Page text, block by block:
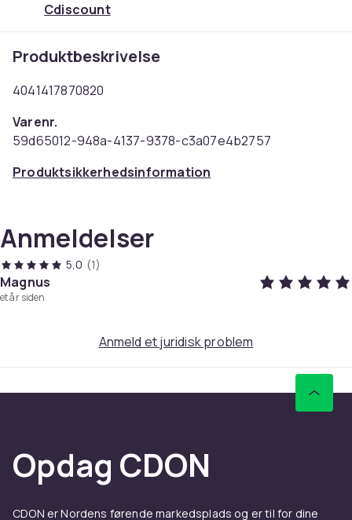
Cdiscount
Produktbeskrivelse
4041417870820
Varenr.
59d65012-948a-4137-9378-c3a07e4b2757
Produktsikkerhedsinformation
Anmeldelser
5,0 (1)
Magnus
et år siden
Anmeld et juridisk problem
Opdag CDON
CDON er Nordens førende markedsplads og er til for dine